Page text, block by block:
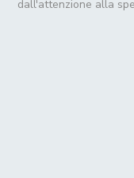
dall'attenzione alla